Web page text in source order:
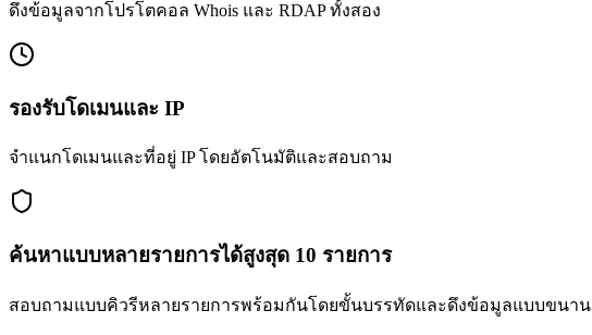
ดึงข้อมูลจากโปรโตคอล Whois และ RDAP ทั้งสอง
รองรับโดเมนและ IP
จำแนกโดเมนและที่อยู่ IP โดยอัตโนมัติและสอบถาม
ค้นหาแบบหลายรายการได้สูงสุด 10 รายการ
สอบถามแบบคิวรีหลายรายการพร้อมกันโดยขั้นบรรทัดและดึงข้อมูลแบบขนาน